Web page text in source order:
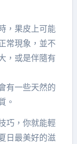
，果皮上可能
常現象，並不
，或是伴隨有
有一些天然的
。
巧，你就能輕
日最美好的滋